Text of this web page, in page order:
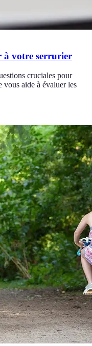
à votre serrurier
cruciales pour
vous aide à évaluer les